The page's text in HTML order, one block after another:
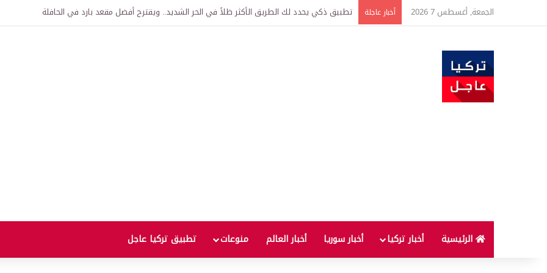
الجمعة, أغسطس 7 2026 أخبار عاجلة تركيا وسوريا توقعان اتفاقية لإنشاء “الجامعة السورية التركية” في دمشق.. منح دراسية واعتراف بالشهادات
الرئيسية أخبار تركيا أخبار سوريا أخبار العالم منوعات تطبيق تركيا عاجل